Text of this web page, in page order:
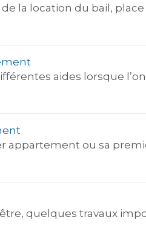
la location du bail,
aides lorsque
appartement ou sa
quelques travaux